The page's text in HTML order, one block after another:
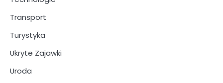
Transport
Turystyka
Ukryte Zajawki
Uroda